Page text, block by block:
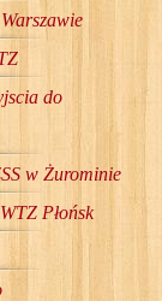
do
w Żurominie
Płońsk